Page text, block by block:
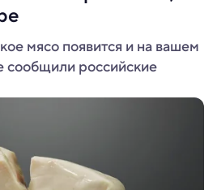
мясо появится и на вашем
сообщили российские